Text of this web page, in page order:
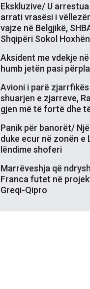
Ekskluzive/ U
arrati vrasësi i
vajze në Belgjikë,
Shqipëri Sokol Hoxhën
Aksident me vdekje
humb jetën pasi
Avioni i parë
shuarjen e zjarreve,
gjen më të fortë dhe
Panik për banorët/
duke ecur në zonën e
lëndime shoferi
Marrëveshja që
Franca futet në
Greqi-Qipro